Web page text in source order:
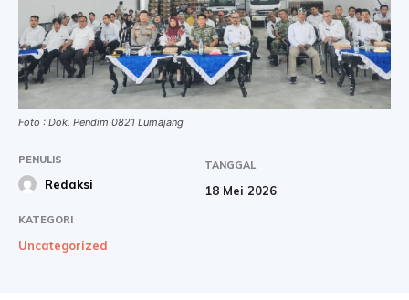
Foto : Dok. Pendim 0821 Lumajang
PENULIS
Redaksi
TANGGAL
18 Mei 2026
KATEGORI
Uncategorized